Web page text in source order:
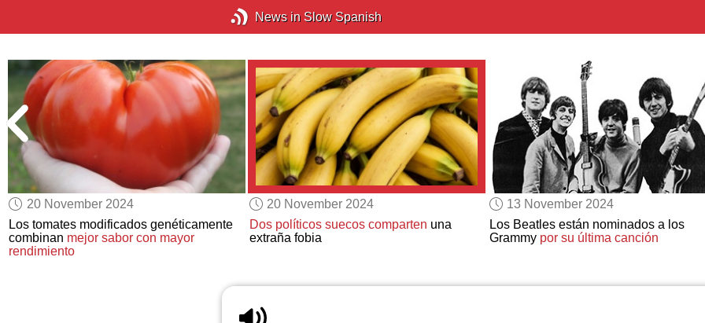
News in Slow Spanish
20 November 2024
Los tomates modificados genéticamente
combinan mejor sabor con mayor
rendimiento
20 November 2024
Dos políticos suecos comparten una
extraña fobia
13 November 2024
Los Beatles están nominados a los
Grammy por su última canción